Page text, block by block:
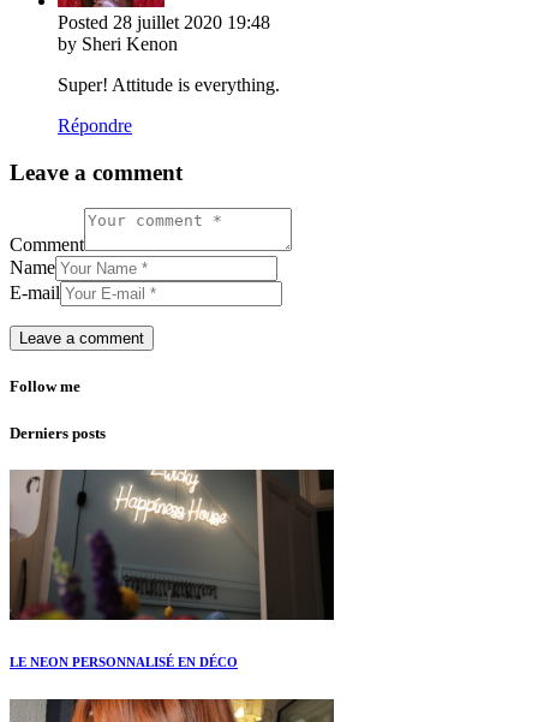
Posted 28 juillet 2020 19:48
by Sheri Kenon
Super! Attitude is everything.
Répondre
Leave a comment
Comment
Name
E-mail
Follow me
Derniers posts
LE NEON PERSONNALISÉ EN DÉCO